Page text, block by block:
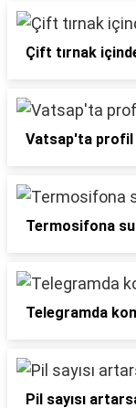
Çift tırnak
Vatsap'ta profil
Termosifona
Telegramda
Pil sayısı